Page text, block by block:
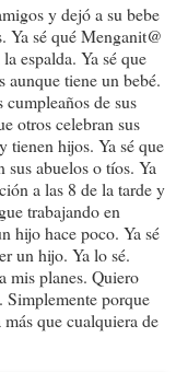
y dejó a su bebe
Ya sé qué Menganit@
espalda. Ya sé que
aunque tiene un bebé.
cumpleaños de sus
otros celebran sus
tienen hijos. Ya sé que
abuelos o tíos. Ya
a las 8 de la tarde y
trabajando en
hijo hace poco. Ya sé
un hijo. Ya lo sé.
mis planes. Quiero
Simplemente porque
que cualquiera de